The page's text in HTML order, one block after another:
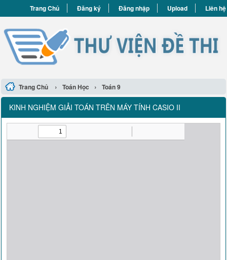
Trang Chủ Đăng ký Đăng nhập Upload Liên hệ
Trang Chủ › Toán Học › Toán 9
KINH NGHIỆM GIẢI TOÁN TRÊN MÁY TÍNH CASIO II